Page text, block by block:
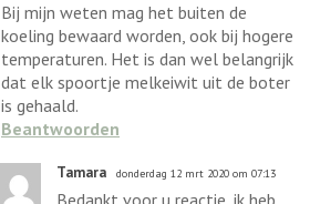
Bij mijn weten mag het buiten de
koeling bewaard worden, ook bij hogere
temperaturen. Het is dan wel belangrijk
dat elk spoortje melkeiwit uit de boter
is gehaald.
Beantwoorden
Tamara donderdag 12 mrt 2020 om 07:13
Bedankt voor u reactie, ik heb